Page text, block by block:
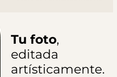
Tu foto,
editada
artísticamente.